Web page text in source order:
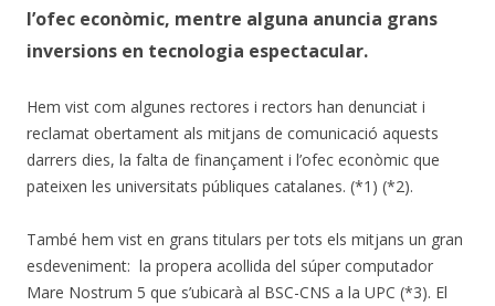
l’ofec econòmic, mentre alguna anuncia grans
inversions en tecnologia espectacular.
Hem vist com algunes rectores i rectors han denunciat i
reclamat obertament als mitjans de comunicació aquests
darrers dies, la falta de finançament i l’ofec econòmic que
pateixen les universitats públiques catalanes. (*1) (*2).
També hem vist en grans titulars per tots els mitjans un gran
esdeveniment: la propera acollida del súper computador
Mare Nostrum 5 que s’ubicarà al BSC-CNS a la UPC (*3). El